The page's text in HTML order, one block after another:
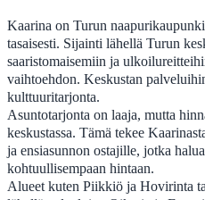
Kaarina on Turun
tasaisesti. Sijainti lähellä Turun
saaristomaisemiin ja
vaihtoehdon. Keskustan
kulttuuritarjonta.
Asuntotarjonta on laaja, mutta
keskustassa. Tämä tekee
ja ensiasunnon ostajille, jotka
kohtuullisempaan hintaan.
Alueet kuten Piikkiö ja Hovirinta